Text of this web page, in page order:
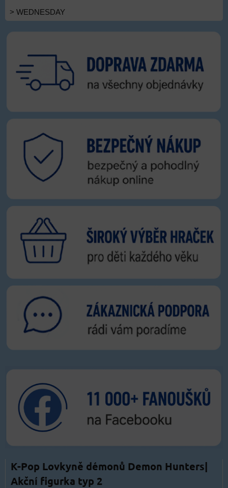
> WEDNESDAY
K-Pop Lovkyně démonů Demon Hunters|
Akční figurka typ 2